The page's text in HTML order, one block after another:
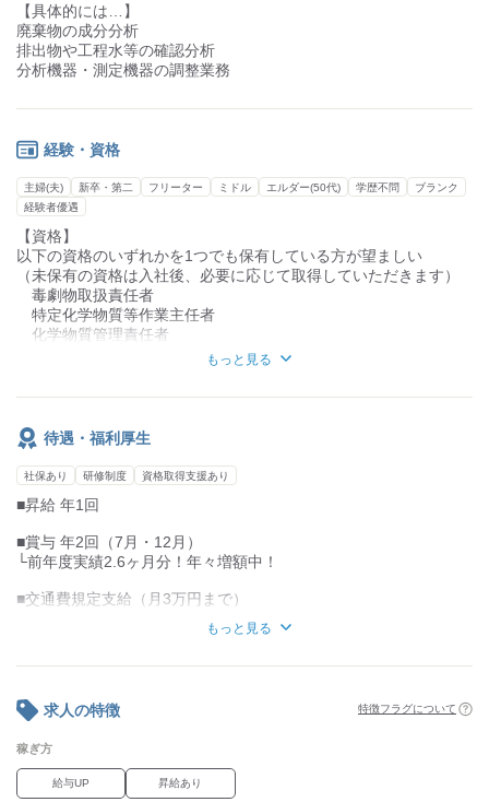
【具体的には…】
廃棄物の成分分析
排出物や工程水等の確認分析
分析機器・測定機器の調整業務
経験・資格
主婦(夫) 新卒・第二 フリーター ミドル エルダー(50代) 学歴不問
ブランク
経験者優遇
【資格】
以下の資格のいずれかを1つでも保有している方が望ましい
（未保有の資格は入社後、必要に応じて取得していただきます）
毒劇物取扱責任者
特定化学物質等作業主任者
化学物質管理責任者
公害防止管理者（大気、ダイオキシン）
【歓迎】
成分分析、分析機器の選定・メンテナンス経験
環境計量士（濃度）保有者
【学歴】
もっと見る
待遇・福利厚生
社保あり 研修制度 資格取得支援あり
■昇給 年1回
■賞与 年2回（7月・12月）
└前年度実績2.6ヶ月分！年々増額中！
■交通費規定支給（月3万円まで）
└配偶者：1万円/月
└子1人：1万円/月（規定あり）
もっと見る
求人の特徴 特徴フラグについて
稼ぎ方
給与UP 昇給あり